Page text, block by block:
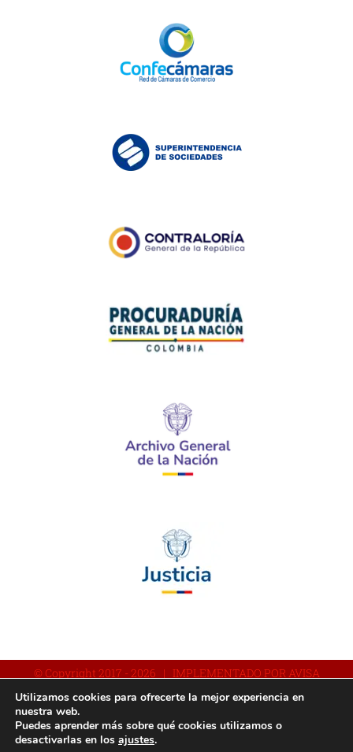
© Copyright 2017 - 2026 | IMPLEMENTADO POR AVISA
FacebookYouTubeInstagram
Utilizamos cookies para ofrecerte la mejor experiencia en
nuestra web.
Puedes aprender más sobre qué cookies utilizamos o
desactivarlas en los ajustes.